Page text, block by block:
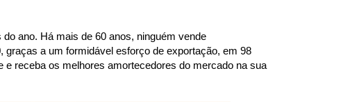
ano. Há mais de 60 anos, ninguém vende
a um formidável esforço de exportação, em 98
receba os melhores amortecedores do mercado na sua